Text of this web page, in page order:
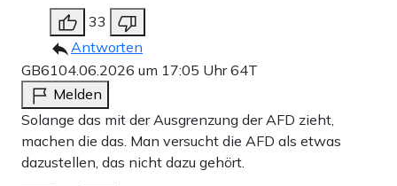
33
Antworten
GB6104.06.2026 um 17:05 Uhr64T
Melden
Solange das mit der Ausgrenzung der AFD zieht,
machen die das. Man versucht die AFD als etwas
dazustellen, das nicht dazu gehört.